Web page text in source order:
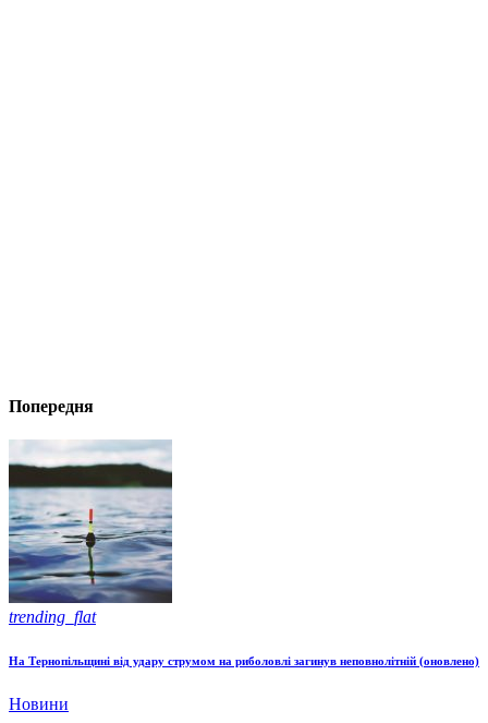
Попередня
trending_flat
На Тернопільщині від удару струмом на риболовлі загинув неповнолітній (оновлено)
Новини